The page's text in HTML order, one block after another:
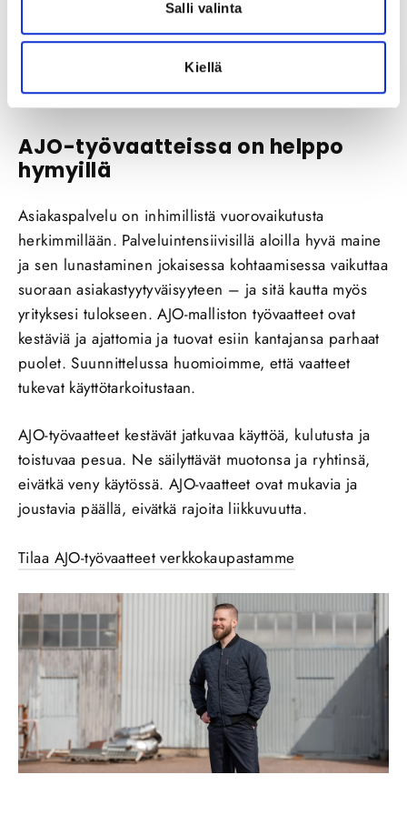
Salli valinta
Kiellä
AJO-työvaatteissa on helppo
hymyillä
Asiakaspalvelu on inhimillistä vuorovaikutusta
herkimmillään. Palveluintensiivisillä aloilla hyvä maine
ja sen lunastaminen jokaisessa kohtaamisessa vaikuttaa
suoraan asiakastyytyväisyyteen – ja sitä kautta myös
yrityksesi tulokseen. AJO-malliston työvaatteet ovat
kestäviä ja ajattomia ja tuovat esiin kantajansa parhaat
puolet. Suunnittelussa huomioimme, että vaatteet
tukevat käyttötarkoitustaan.
AJO-työvaatteet kestävät jatkuvaa käyttöä, kulutusta ja
toistuvaa pesua. Ne säilyttävät muotonsa ja ryhtinsä,
eivätkä veny käytössä. AJO-vaatteet ovat mukavia ja
joustavia päällä, eivätkä rajoita liikkuvuutta.
Tilaa AJO-työvaatteet verkkokaupastamme